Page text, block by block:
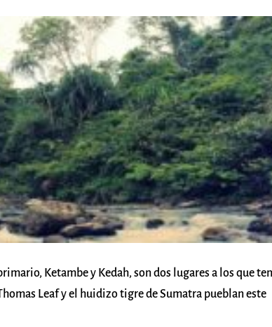
Ketambe y Kedah, son dos lugares a los que
Leaf y el huidizo tigre de Sumatra pueblan este